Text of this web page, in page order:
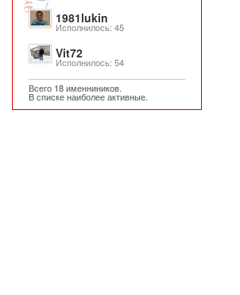
1981lukin
Исполнилось: 45
Vit72
Исполнилось: 54
Всего 18 именниников.
В списке наиболее активные.